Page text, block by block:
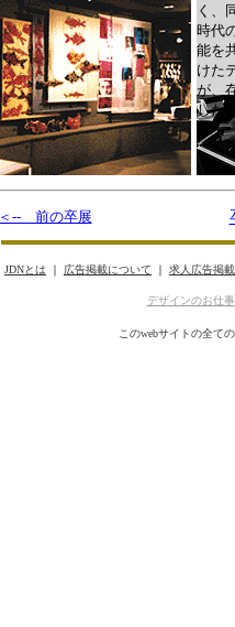
く、
時代
能を
けた
が、
した
＜-- 前の卒展
JDNとは ｜ 広告掲載について ｜ 求人広告掲載
デザインのお仕事
このwebサイトの全て